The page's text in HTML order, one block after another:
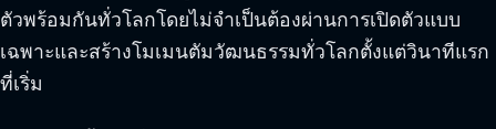
ตัวพร้อมกันทั่วโลกโดยไม่จำเป็นต้องผ่านการเปิดตัวแบบ
เฉพาะและสร้างโมเมนตัมวัฒนธรรมทั่วโลกตั้งแต่วินาทีแรก
ที่เริ่ม